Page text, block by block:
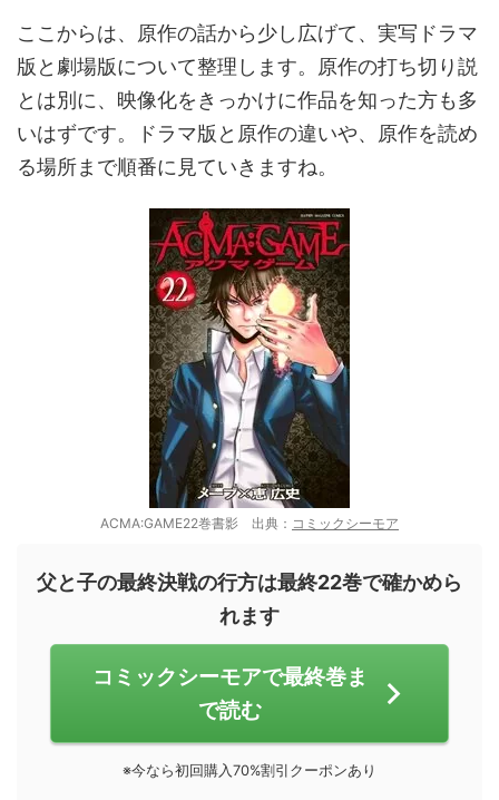
ここからは、原作の話から少し広げて、実写ドラマ
版と劇場版について整理します。原作の打ち切り説
とは別に、映像化をきっかけに作品を知った方も多
いはずです。ドラマ版と原作の違いや、原作を読め
る場所まで順番に見ていきますね。
ACMA:GAME22巻書影 出典： コミックシーモア
父と子の最終決戦の行方は最終22巻で確かめら
れます
コミックシーモアで最終巻ま
で読む
※今なら初回購入70%割引クーポンあり